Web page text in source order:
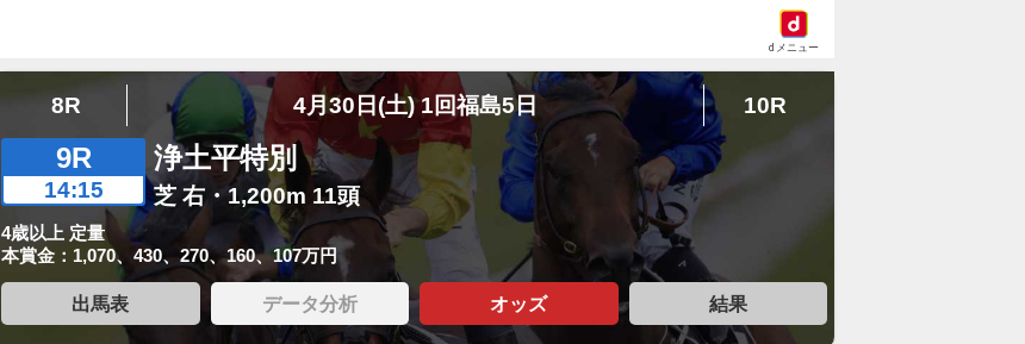
dメニュー
8R 4月30日(土) 1回福島5日 10R
9R
14:15
浄土平特別
芝 右・1,200m 11頭
4歳以上 定量
本賞金：1,070、430、270、160、107万円
出馬表 データ分析 オッズ 結果